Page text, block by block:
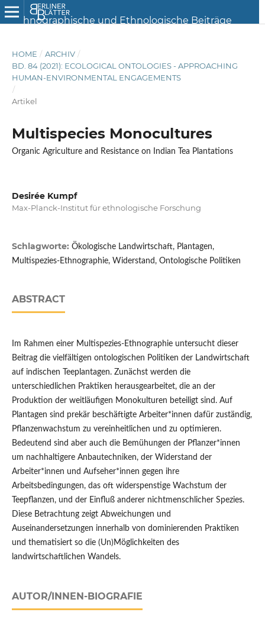
HOME / ARCHIV /
BD. 84 (2021): ECOLOGICAL ONTOLOGIES - APPROACHING
HUMAN-ENVIRONMENTAL ENGAGEMENTS
/
Artikel
Multispecies Monocultures
Organic Agriculture and Resistance on Indian Tea Plantations
Desirée Kumpf
Max-Planck-Institut für ethnologische Forschung
Schlagworte: Ökologische Landwirtschaft, Plantagen,
Multispezies-Ethnographie, Widerstand, Ontologische Politiken
ABSTRACT
Im Rahmen einer Multispezies-Ethnographie untersucht dieser
Beitrag die vielfältigen ontologischen Politiken der Landwirtschaft
auf indischen Teeplantagen. Zunächst werden die
unterschiedlichen Praktiken herausgearbeitet, die an der
Produktion der weitläufigen Monokulturen beteiligt sind. Auf
Plantagen sind prekär beschäftigte Arbeiter*innen dafür zuständig,
Pflanzenwachstum zu vereinheitlichen und zu optimieren.
Bedeutend sind aber auch die Bemühungen der Pflanzer*innen
um nachhaltigere Anbautechniken, der Widerstand der
Arbeiter*innen und Aufseher*innen gegen ihre
Arbeitsbedingungen, das oft widerspenstige Wachstum der
Teepflanzen, und der Einfluß anderer nichtmenschlicher Spezies.
Diese Betrachtung zeigt Abweichungen und
Auseinandersetzungen innerhalb von dominierenden Praktiken
und thematisiert so die (Un)Möglichkeiten des
landwirtschaftlichen Wandels.
AUTOR/INNEN-BIOGRAFIE